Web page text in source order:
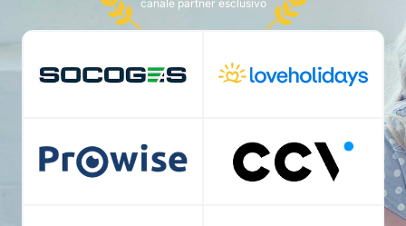
canale partner esclusivo